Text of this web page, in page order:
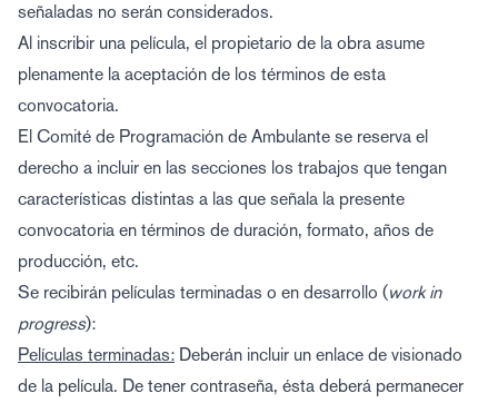
señaladas no serán considerados.
Al inscribir una película, el propietario de la obra asume
plenamente la aceptación de los términos de esta
convocatoria.
El Comité de Programación de Ambulante se reserva el
derecho a incluir en las secciones los trabajos que tengan
características distintas a las que señala la presente
convocatoria en términos de duración, formato, años de
producción, etc.
Se recibirán películas terminadas o en desarrollo (work in
progress):
Películas terminadas: Deberán incluir un enlace de visionado
de la película. De tener contraseña, ésta deberá permanecer